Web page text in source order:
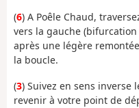
(6) A Poêle Chaud,
vers la gauche
après une légère
la boucle.
(3) Suivez en sens
revenir à votre point de